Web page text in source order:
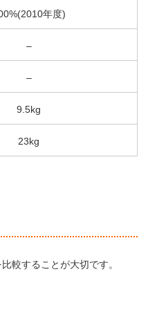
年度)
–
–
9.5kg
23kg
較することが大切です。